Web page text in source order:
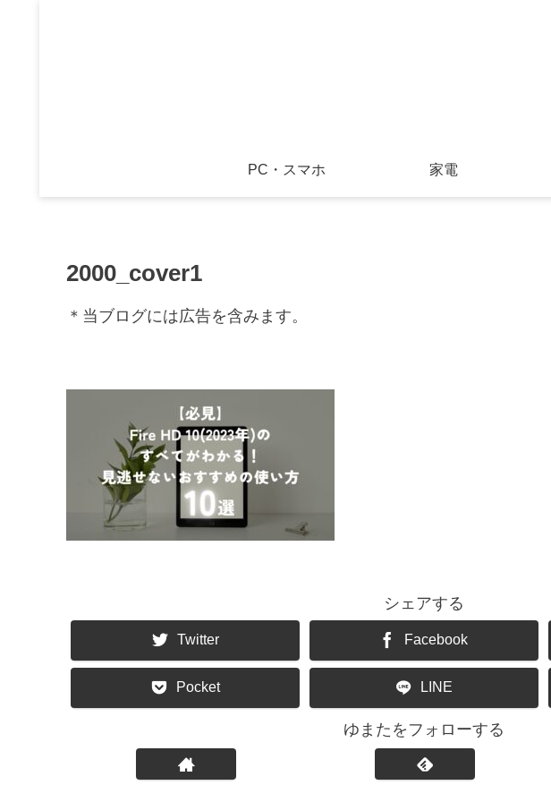
PC・スマホ 家電
2000_cover1
＊当ブログには広告を含みます。
シェアする
Twitter Facebook
Pocket LINE
ゆまたをフォローする